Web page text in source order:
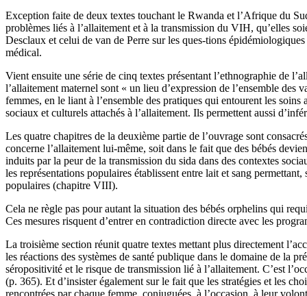
Exception faite de deux textes touchant le Rwanda et l’Afrique du
problèmes liés à l’allaitement et à la transmission du VIH, qu’elles
Desclaux et celui de van de Perre sur les ques-tions
médical.
Vient ensuite une série de cinq textes présentant l’ethnographie de
l’allaitement maternel sont « un lieu d’expression de l’ensemble
femmes, en le liant à l’ensemble des pratiques qui entourent les
sociaux et culturels attachés à l’allaitement. Ils permettent aussi
Les quatre chapitres de la deuxième partie de l’ouvrage sont
concerne l’allaitement lui-même, soit dans le fait que des bébés
induits par la peur de la transmission du sida dans des contextes
les représentations populaires établissent entre lait et sang
populaires (chapitre VIII).
Cela ne règle pas pour autant la situation des bébés orphelins qui
Ces mesures risquent d’entrer en contradiction directe avec les
La troisième section réunit quatre textes mettant plus directement
les réactions des systèmes de santé publique dans le domaine de la
séropositivité et le risque de transmission lié à l’allaitement. C’est
(p. 365). Et d’insister également sur le fait que les stratégies et les
rencontrées par chaque femme, conjuguées, à l’occasion, à leur